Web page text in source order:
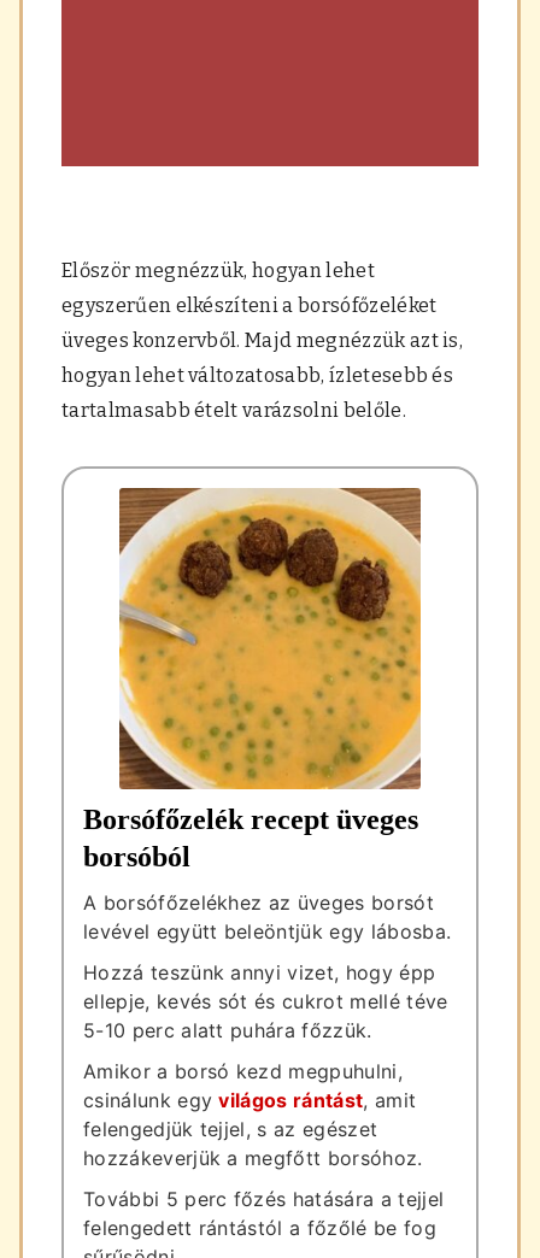
Először megnézzük, hogyan lehet
egyszerűen elkészíteni a borsófőzeléket
üveges konzervből. Majd megnézzük azt is,
hogyan lehet változatosabb, ízletesebb és
tartalmasabb ételt varázsolni belőle.
Borsófőzelék recept üveges
borsóból
A borsófőzelékhez az üveges borsót
levével együtt beleöntjük egy lábosba.
Hozzá teszünk annyi vizet, hogy épp
ellepje, kevés sót és cukrot mellé téve
5-10 perc alatt puhára főzzük.
Amikor a borsó kezd megpuhulni,
csinálunk egyvilágos rántást, amit
felengedjük tejjel, s az egészet
hozzákeverjük a megfőtt borsóhoz.
További 5 perc főzés hatására a tejjel
felengedett rántástól a főzőlé be fog